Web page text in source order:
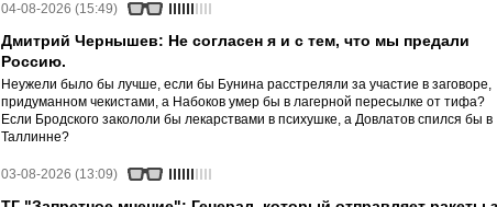
04-08-2026 (15:49)
Дмитрий Чернышев: Не согласен я и с тем, что мы предали
Россию.
Неужели было бы лучше, если бы Бунина расстреляли за участие в заговоре,
придуманном чекистами, а Набоков умер бы в лагерной пересылке от тифа?
Если Бродского закололи бы лекарствами в психушке, а Довлатов спился бы в
Таллинне?
03-08-2026 (13:09)